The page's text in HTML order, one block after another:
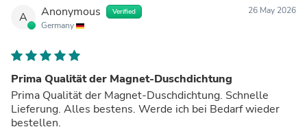
A Anonymous Verified
Germany
26 May 2026
Prima Qualität der Magnet-Duschdichtung
Prima Qualität der Magnet-Duschdichtung. Schnelle
Lieferung. Alles bestens. Werde ich bei Bedarf wieder
bestellen.